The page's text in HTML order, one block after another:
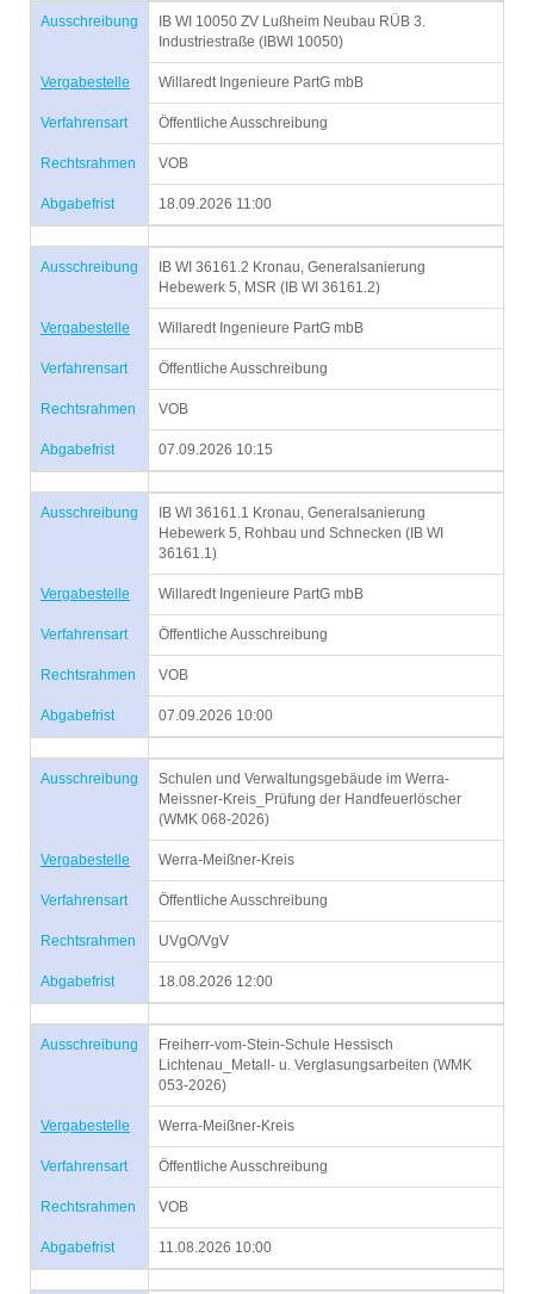
Ausschreibung
IB WI 10050 ZV Lußheim Neubau RÜB 3.
Industriestraße (IBWI 10050)
Vergabestelle Willaredt Ingenieure PartG mbB
Verfahrensart Öffentliche Ausschreibung
Rechtsrahmen VOB
Abgabefrist 18.09.2026 11:00
Ausschreibung
IB WI 36161.2 Kronau, Generalsanierung
Hebewerk 5, MSR (IB WI 36161.2)
Vergabestelle Willaredt Ingenieure PartG mbB
Verfahrensart Öffentliche Ausschreibung
Rechtsrahmen VOB
Abgabefrist 07.09.2026 10:15
Ausschreibung
IB WI 36161.1 Kronau, Generalsanierung
Hebewerk 5, Rohbau und Schnecken (IB WI
36161.1)
Vergabestelle Willaredt Ingenieure PartG mbB
Verfahrensart Öffentliche Ausschreibung
Rechtsrahmen VOB
Abgabefrist 07.09.2026 10:00
Ausschreibung
Schulen und Verwaltungsgebäude im Werra-
Meissner-Kreis_Prüfung der Handfeuerlöscher
(WMK 068-2026)
Vergabestelle Werra-Meißner-Kreis
Verfahrensart Öffentliche Ausschreibung
Rechtsrahmen UVgO/VgV
Abgabefrist 18.08.2026 12:00
Ausschreibung
Freiherr-vom-Stein-Schule Hessisch
Lichtenau_Metall- u. Verglasungsarbeiten (WMK
053-2026)
Vergabestelle Werra-Meißner-Kreis
Verfahrensart Öffentliche Ausschreibung
Rechtsrahmen VOB
Abgabefrist 11.08.2026 10:00